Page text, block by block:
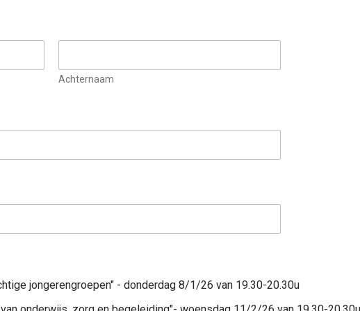
Achternaam
Webinar "Drie geheimen van krachtige jongerengroepen" - donderdag 8/1/26 van 19.30-20.30u